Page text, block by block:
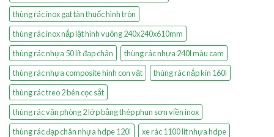
thùng rác inox gạt tàn thuốc hình tròn
thùng rác inox nắp lật hình vuông 240x240x610mm
thùng rác nhựa 50 lít đạp chân
thùng rác nhựa 240l màu cam
thùng rác nhựa composite hình con vật
thùng rác nắp kín 160l
thùng rác treo 2 bên cọc sắt
thùng rác văn phòng 2 lớp bằng thép phun sơn viền inox
thùng rác đạp chân nhựa hdpe 120l
xe rác 1100 lít nhựa hdpe